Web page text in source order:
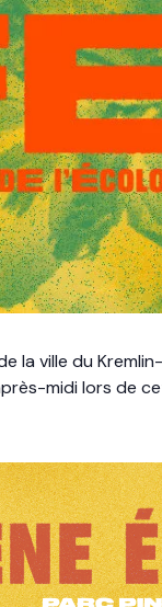
ville du
midi lors de